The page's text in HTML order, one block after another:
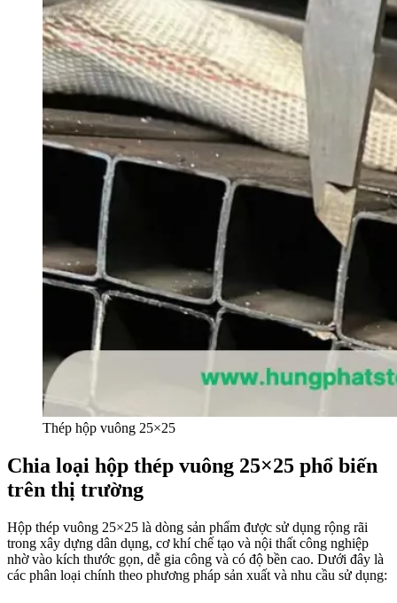
Thép hộp vuông 25×25
Chia loại hộp thép vuông 25×25 phổ biến
trên thị trường
Hộp thép vuông 25×25 là dòng sản phẩm được sử dụng rộng rãi
trong xây dựng dân dụng, cơ khí chế tạo và nội thất công nghiệp
nhờ vào kích thước gọn, dễ gia công và có độ bền cao. Dưới đây là
các phân loại chính theo phương pháp sản xuất và nhu cầu sử dụng: